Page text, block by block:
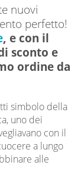
nuovi
perfetto!
, e con il
sconto e
ordine da
simbolo della
uno dei
con il
a lungo
alle